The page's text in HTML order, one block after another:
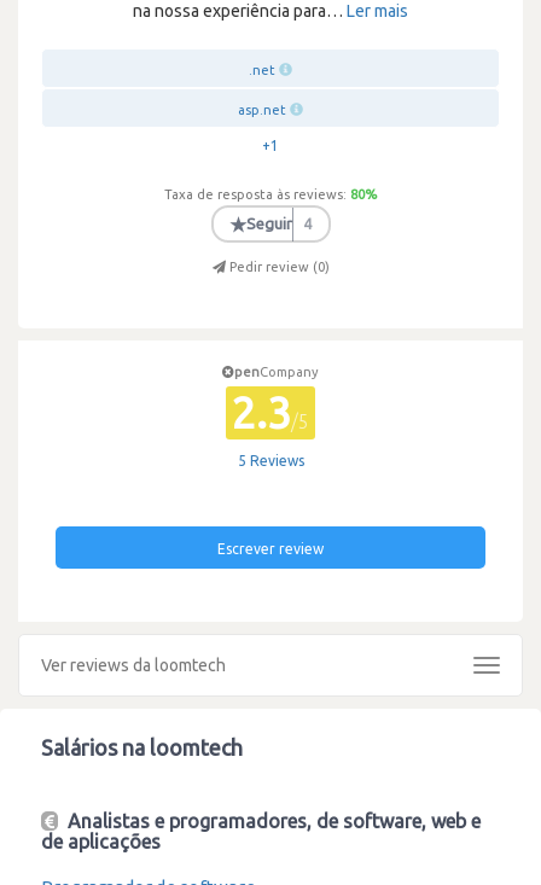
na nossa experiência para… Ler mais
.net
asp.net
+1
Taxa de resposta às reviews: 80%
★Seguir 4
Pedir review (0)
penCompany
2.3/5
5 Reviews
Escrever review
Ver reviews da loomtech
Toggle
Salários na loomtech
Analistas e programadores, de software, web e
de aplicações